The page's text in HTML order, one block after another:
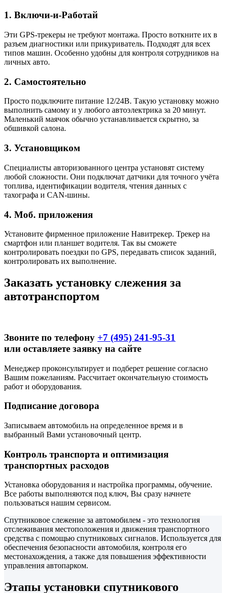
1. Включи-и-Работай
Эти GPS-трекеры не требуют монтажа. Просто воткните их в
разъем диагностики или прикуриватель. Подходят для всех
типов машин. Особенно удобны для контроля сотрудников на
личных авто.
2. Самостоятельно
Просто подключите питание 12/24В. Такую установку можно
выполнить самому и у любого автоэлектрика за 20 минут.
Маленький маячок обычно устанавливается скрытно, за
обшивкой салона.
3. Установщиком
Специалисты авторизованного центра установят систему
любой сложности. Они подключат датчики для точного учёта
топлива, идентификации водителя, чтения данных с
тахографа и CAN-шины.
4. Моб. приложения
Установите фирменное приложение Навитрекер. Трекер на
смартфон или планшет водителя. Так вы сможете
контролировать поездки по GPS, передавать список заданий,
контролировать их выполнение.
Заказать установку слежения за
автотранспортом
Звоните по телефону +7 (495) 241-95-31
или оставляете заявку на сайте
Менеджер проконсультирует и подберет решение согласно
Вашим пожеланиям. Рассчитает окончательную стоимость
работ и оборудования.
Подписание договора
Записываем автомобиль на определенное время и в
выбранный Вами установочный центр.
Контроль транспорта и оптимизация
транспортных расходов
Установка оборудования и настройка программы, обучение.
Все работы выполняются под ключ, Вы сразу начнете
пользоваться нашим сервисом.
Спутниковое слежение за автомобилем - это технология
отслеживания местоположения и движения транспортного
средства с помощью спутниковых сигналов. Используется для
обеспечения безопасности автомобиля, контроля его
местонахождения, а также для повышения эффективности
управления автопарком.
Этапы установки спутникового